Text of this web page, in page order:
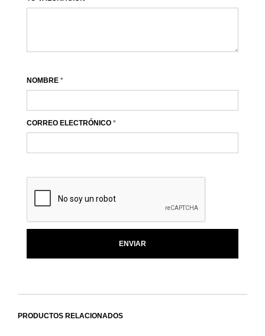
NOMBRE *
CORREO ELECTRÓNICO *
PRODUCTOS RELACIONADOS